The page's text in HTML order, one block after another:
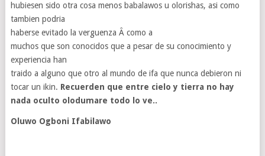
hubiesen sido otra cosa menos babalawos u olorishas, asi como
tambien podria
haberse evitado la verguenza Â como a
muchos que son conocidos que a pesar de su conocimiento y
experiencia han
traido a alguno que otro al mundo de ifa que nunca debieron ni
tocar un ikin. Recuerden que entre cielo y tierra no hay
nada oculto olodumare todo lo ve..
Oluwo Ogboni Ifabilawo